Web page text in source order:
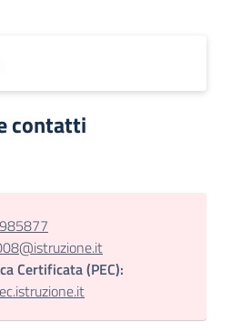
contatti
Certificata (PEC):